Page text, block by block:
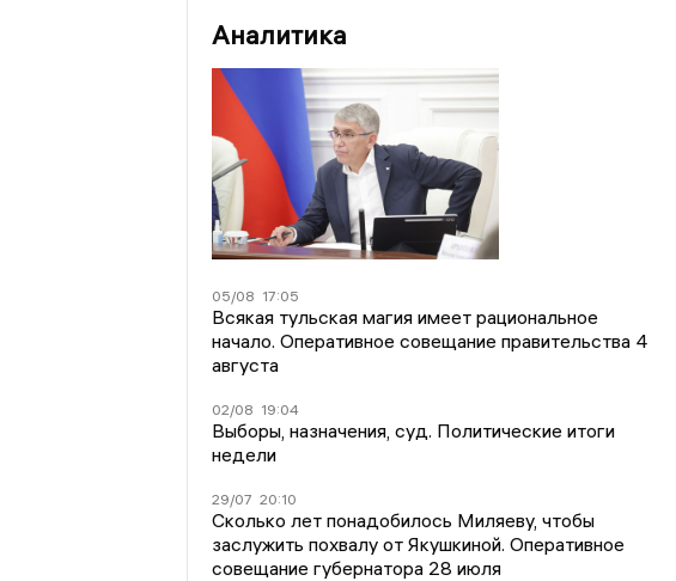
Аналитика
05/08 17:05
Всякая тульская магия имеет рациональное
начало. Оперативное совещание правительства 4
августа
02/08 19:04
Выборы, назначения, суд. Политические итоги
недели
29/07 20:10
Сколько лет понадобилось Миляеву, чтобы
заслужить похвалу от Якушкиной. Оперативное
совещание губернатора 28 июля